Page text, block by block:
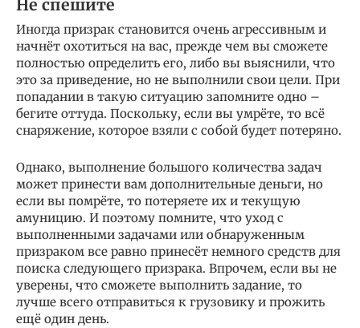
Не спешите
Иногда призрак становится очень агрессивным и
начнёт охотиться на вас, прежде чем вы сможете
полностью определить его, либо вы выяснили, что
это за приведение, но не выполнили свои цели. При
попадании в такую ситуацию запомните одно –
бегите оттуда. Поскольку, если вы умрёте, то всё
снаряжение, которое взяли с собой будет потеряно.
Однако, выполнение большого количества задач
может принести вам дополнительные деньги, но
если вы помрёте, то потеряете их и текущую
амуницию. И поэтому помните, что уход с
выполненными задачами или обнаруженным
призраком все равно принесёт немного средств для
поиска следующего призрака. Впрочем, если вы не
уверены, что сможете выполнить задание, то
лучше всего отправиться к грузовику и прожить
ещё один день.